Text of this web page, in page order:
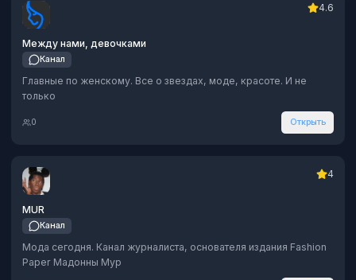
4.6
Между нами, девочками
Канал
Главные по женскому. Все о звездах, моде, красоте. И не
только
0 Открыть
4
MUR
Канал
Мода сегодня. Канал журналиста, основателя издания Fashion
Paper Мадонны Мур